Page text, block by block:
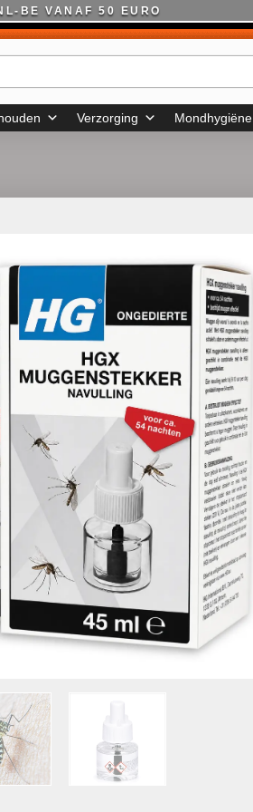
BE VANAF 50 EURO
Verzorging Mondhygiëne